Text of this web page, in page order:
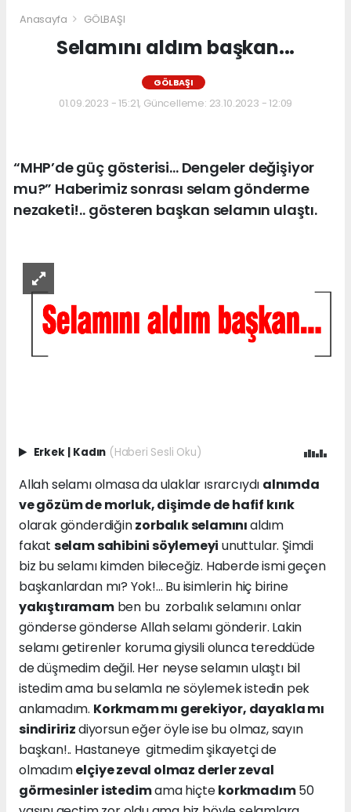
Anasayfa GÖLBAŞI
Selamını aldım başkan...
GÖLBAŞI
01.09.2023 - 15:21, Güncelleme: 23.10.2023 - 12:09
“MHP’de güç gösterisi… Dengeler değişiyor
mu?” Haberimiz sonrası selam gönderme
nezaketi!.. gösteren başkan selamın ulaştı.
Erkek | Kadın (Haberi Sesli Oku)
Allah selamı olmasa da ulaklar ısrarcıydı alnımda
ve gözüm de morluk, dişimde de hafif kırık
olarak gönderdiğinzorbalık selamınıaldım
fakat selam sahibini söylemeyi unuttular. Şimdi
biz bu selamı kimden bileceğiz. Haberde ismi geçen
başkanlardan mı? Yok!... Bu isimlerin hiç birine
yakıştıramamben bu zorbalık selamını onlar
gönderse gönderse Allah selamı gönderir. Lakin
selamı getirenler koruma giysili olunca tereddüde
de düşmedim değil. Her neyse selamın ulaştı bil
istedim ama bu selamla ne söylemek istedin pek
anlamadım. Korkmam mı gerekiyor, dayakla mı
sindiririzdiyorsun eğer öyle ise bu olmaz, sayın
başkan!.. Hastaneye gitmedim şikayetçi de
olmadımelçiye zeval olmaz derler zeval
görmesinler istedimama hiçtekorkmadım50